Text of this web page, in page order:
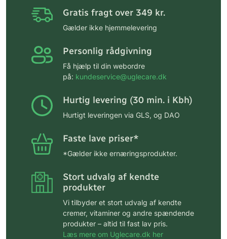
Gratis fragt over 349 kr.
Gælder ikke hjemmelevering
Personlig rådgivning
Få hjælp til din webordre
på: kundeservice@uglecare.dk
Hurtig levering (30 min. i Kbh)
Hurtigt leveringen via GLS, og DAO
Faste lave priser*
*Gælder ikke ernæringsprodukter.
Stort udvalg af kendte
produkter
Vi tilbyder et stort udvalg af kendte
cremer, vitaminer og andre spændende
produkter – altid til fast lav pris.
Læs mere om Uglecare.dk her